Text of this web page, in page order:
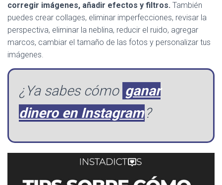
corregir imágenes, añadir efectos y filtros. También
puedes crear collages, eliminar imperfecciones, revisar la
perspectiva, eliminar la neblina, reducir el ruido, agregar
marcos, cambiar el tamaño de las fotos y personalizar tus
imágenes.
¿Ya sabes cómo ganar
dinero en Instagram ?